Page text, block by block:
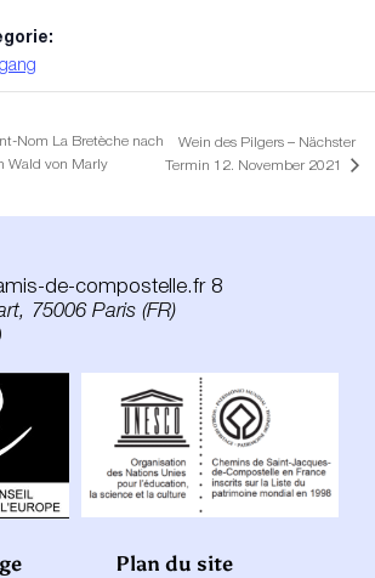
Nom La Bretèche nach
Wald von Marly
Wein des Pilgers – Nächster
Termin 12. November 2021
de-compostelle.fr 8
75006 Paris (FR)
Plan du site